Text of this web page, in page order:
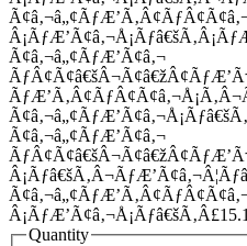
Ã¢â‚¬â„¢ÃƒÆ’Ã¢â‚¬
Ã¢â‚¬â„¢ÃƒÆ’Ã¢â‚¬
Quantity